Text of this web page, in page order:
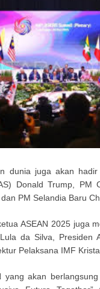
dunia juga akan
Donald Trump, PM
PM Selandia Baru
ASEAN 2025 juga
da Silva, Presiden
Pelaksana IMF
yang akan